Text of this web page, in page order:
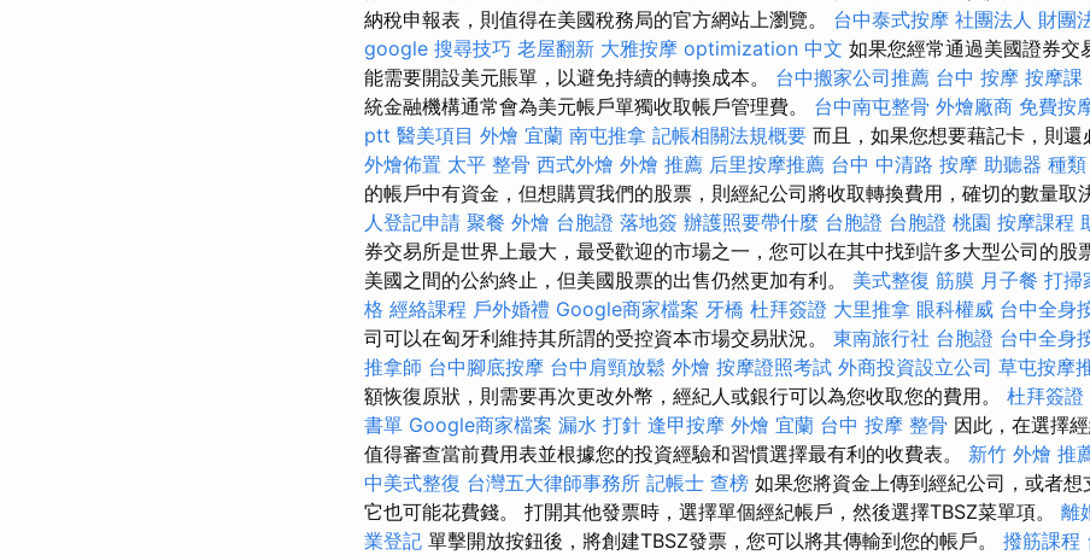
納稅申報表，則值得在美國稅務局的官方網站上瀏覽。 台中泰式按摩 社團法人 財團
google 搜尋技巧 老屋翻新 大雅按摩 optimization 中文 如果您經常通過美國證券交
能需要開設美元賬單，以避免持續的轉換成本。 台中搬家公司推薦 台中 按摩 按摩課
統金融機構通常會為美元帳戶單獨收取帳戶管理費。 台中南屯整骨 外燴廠商 免費按
ptt 醫美項目 外燴 宜蘭 南屯推拿 記帳相關法規概要 而且，如果您想要藉記卡，則還
外燴佈置 太平 整骨 西式外燴 外燴 推薦 后里按摩推薦 台中 中清路 按摩 助聽器 種類
的帳戶中有資金，但想購買我們的股票，則經紀公司將收取轉換費用，確切的數量取
人登記申請 聚餐 外燴 台胞證 落地簽 辦護照要帶什麼 台胞證 台胞證 桃園 按摩課程
券交易所是世界上最大，最受歡迎的市場之一，您可以在其中找到許多大型公司的股
美國之間的公約終止，但美國股票的出售仍然更加有利。 美式整復 筋膜 月子餐 打掃
格 經絡課程 戶外婚禮 Google商家檔案 牙橋 杜拜簽證 大里推拿 眼科權威 台中全身
司可以在匈牙利維持其所謂的受控資本市場交易狀況。 東南旅行社 台胞證 台中全身
推拿師 台中腳底按摩 台中肩頸放鬆 外燴 按摩證照考試 外商投資設立公司 草屯按摩
額恢復原狀，則需要再次更改外幣，經紀人或銀行可以為您收取您的費用。 杜拜簽證
書單 Google商家檔案 漏水 打針 逢甲按摩 外燴 宜蘭 台中 按摩 整骨 因此，在選擇
值得審查當前費用表並根據您的投資經驗和習慣選擇最有利的收費表。 新竹 外燴 推
中美式整復 台灣五大律師事務所 記帳士 查榜 如果您將資金上傳到經紀公司，或者想
它也可能花費錢。 打開其他發票時，選擇單個經紀帳戶，然後選擇TBSZ菜單項。 離
業登記 單擊開放按鈕後，將創建TBSZ發票，您可以將其傳輸到您的帳戶。 撥筋課程